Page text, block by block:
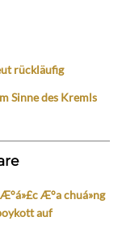
rückläufig
Sinne des Kremls
Æ°a chuá»ng
auf